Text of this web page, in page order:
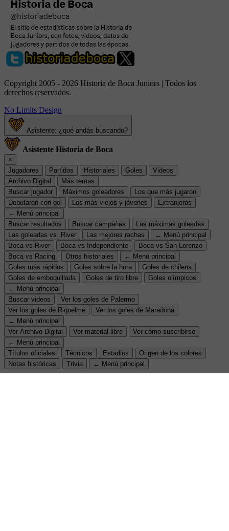
Copyright 2005 - 2026 Historia de Boca Juniors | Todos los
derechos reservados.
No Limits Design
Asistente: ¿qué andás buscando?
Asistente Historia de Boca
×
Jugadores
Partidos Historiales Goles
Videos
Archivo Digital
Más temas
Buscar jugador
Máximos goleadores
Los que más jugaron
Debutaron con gol
Los más viejos y jóvenes
Extranjeros
← Menú principal
Buscar resultados
Buscar campañas
Las máximas goleadas
Las goleadas vs. River
Las mejores rachas
← Menú principal
Boca vs River
Boca vs Independiente
Boca vs San Lorenzo
Boca vs Racing
Otros historiales
← Menú principal
Goles más rápidos
Goles sobre la hora
Goles de chilena
Goles de emboquillada
Goles de tiro libre
Goles olímpicos
← Menú principal
Buscar videos
Ver los goles de Palermo
Ver los goles de Riquelme
Ver los goles de Maradona
← Menú principal
Ver Archivo Digital
Ver material libre
Ver cómo suscribirse
← Menú principal
Títulos oficiales
Técnicos Estadios
Origen de los colores
Notas históricas
Trivia ← Menú principal